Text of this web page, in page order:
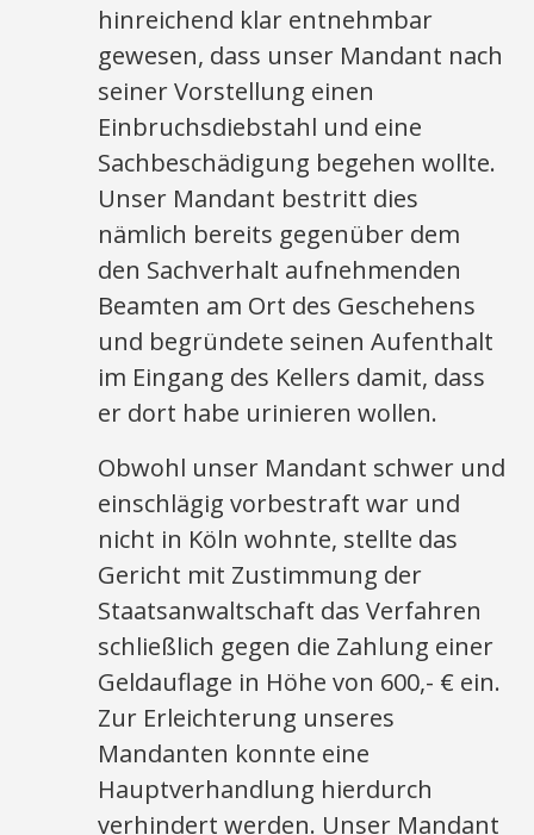
hinreichend klar entnehmbar
gewesen, dass unser Mandant nach
seiner Vorstellung einen
Einbruchsdiebstahl und eine
Sachbeschädigung begehen wollte.
Unser Mandant bestritt dies
nämlich bereits gegenüber dem
den Sachverhalt aufnehmenden
Beamten am Ort des Geschehens
und begründete seinen Aufenthalt
im Eingang des Kellers damit, dass
er dort habe urinieren wollen.
Obwohl unser Mandant schwer und
einschlägig vorbestraft war und
nicht in Köln wohnte, stellte das
Gericht mit Zustimmung der
Staatsanwaltschaft das Verfahren
schließlich gegen die Zahlung einer
Geldauflage in Höhe von 600,- € ein.
Zur Erleichterung unseres
Mandanten konnte eine
Hauptverhandlung hierdurch
verhindert werden. Unser Mandant